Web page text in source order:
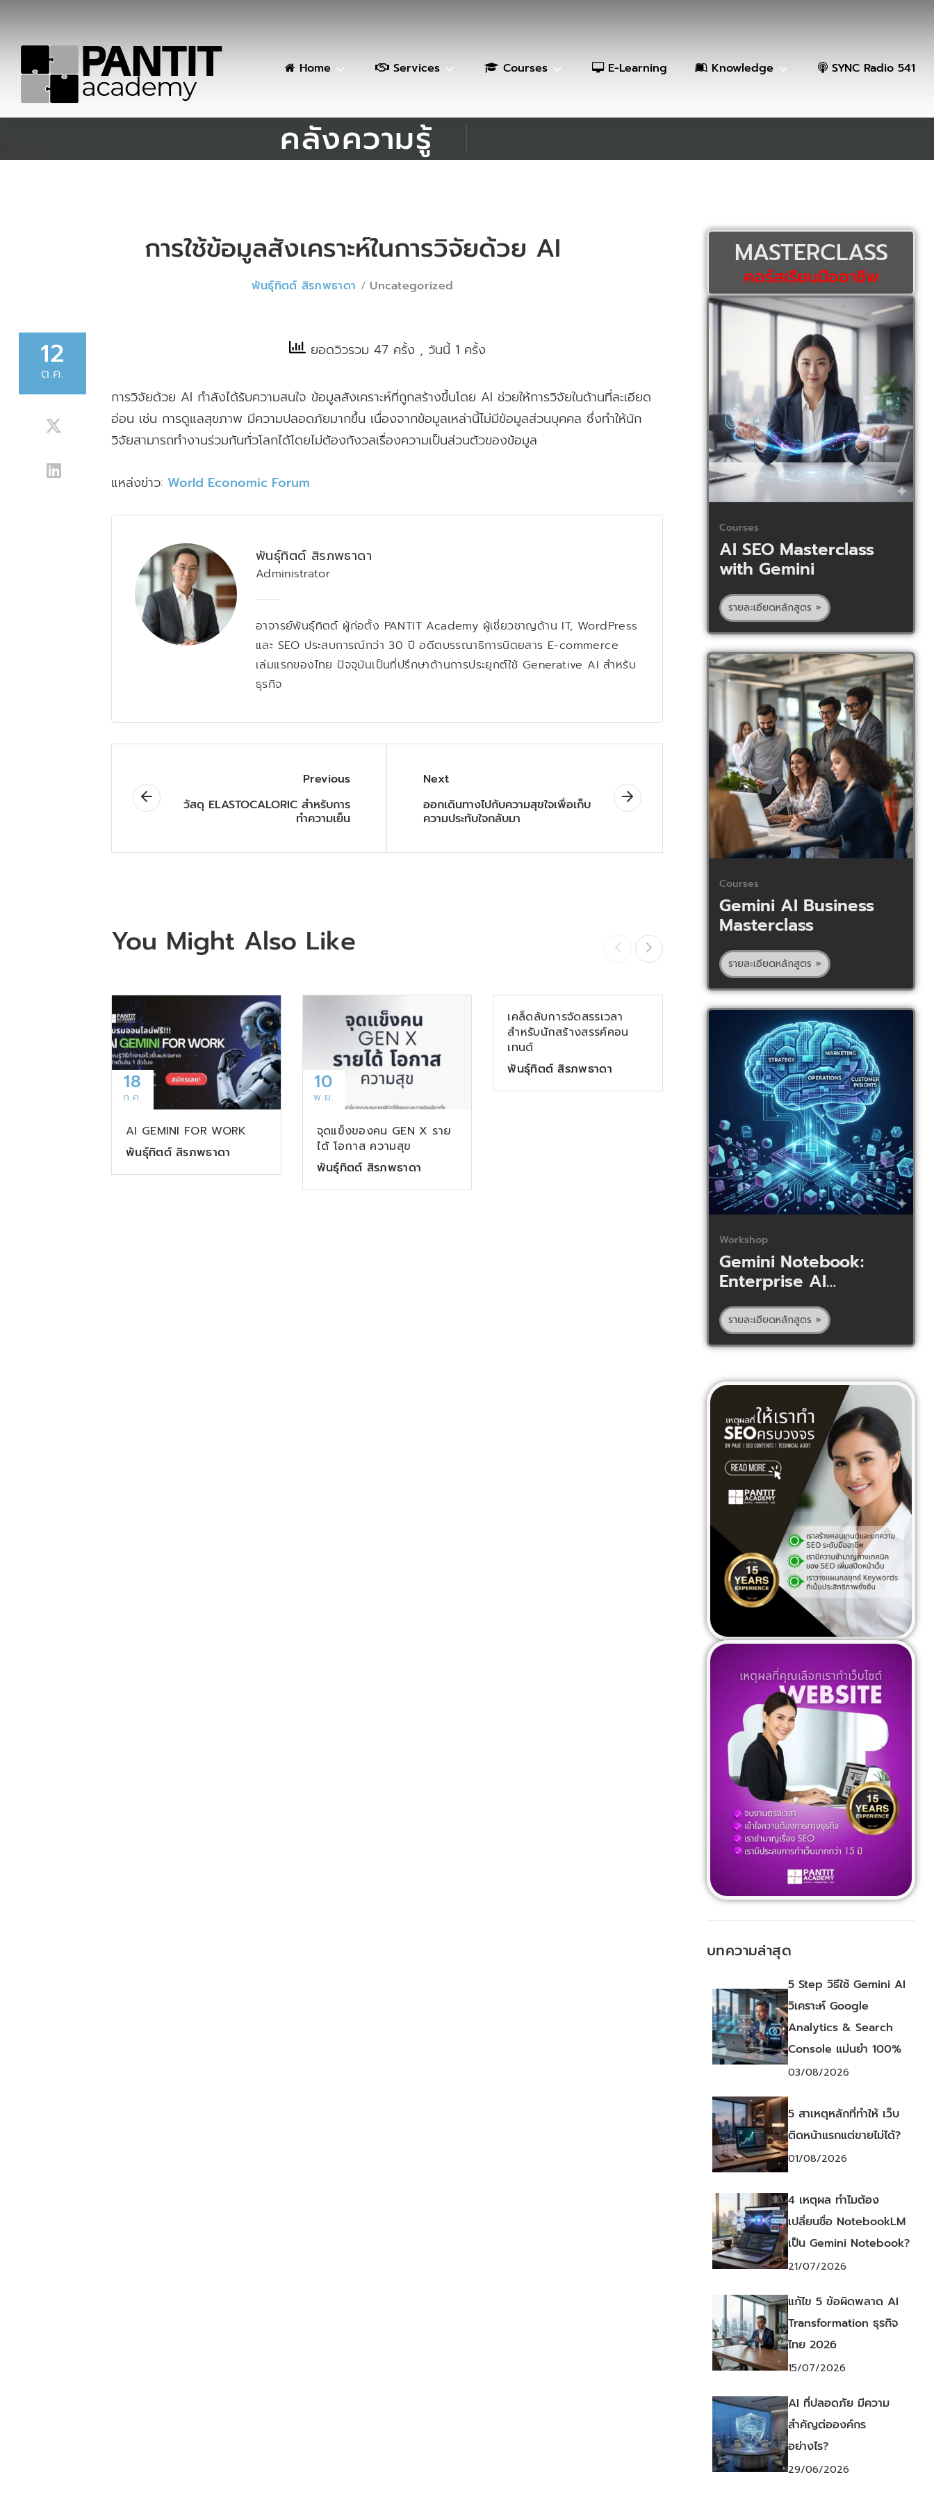
Home Services Courses E-Learning Knowledge SYNC Radio 541
คลังความรู้
การใช้ข้อมูลสังเคราะห์ในการวิจัยด้วย AI
พันธุ์ทิตต์ สิรภพธาดา Uncategorized
12
ต.ค.
SHARE ยอดวิวรวม 47 ครั้ง , วันนี้ 1 ครั้ง
การวิจัยด้วย AI กำลังได้รับความสนใจ ข้อมูลสังเคราะห์ที่ถูกสร้างขึ้นโดย AI ช่วยให้การวิจัยในด้านที่ละเอียด
อ่อน เช่น การดูแลสุขภาพ มีความปลอดภัยมากขึ้น เนื่องจากข้อมูลเหล่านี้ไม่มีข้อมูลส่วนบุคคล ซึ่งทำให้นัก
วิจัยสามารถทำงานร่วมกันทั่วโลกได้โดยไม่ต้องกังวลเรื่องความเป็นส่วนตัวของข้อมูล​
แหล่งข่าว: World Economic Forum
พันธุ์ทิตต์ สิรภพธาดา
Administrator
อาจารย์พันธุ์ทิตต์ ผู้ก่อตั้ง PANTIT Academy ผู้เชี่ยวชาญด้าน IT, WordPress
และ SEO ประสบการณ์กว่า 30 ปี อดีตบรรณาธิการนิตยสาร E-commerce
เล่มแรกของไทย ปัจจุบันเป็นที่ปรึกษาด้านการประยุกต์ใช้ Generative AI สำหรับ
ธุรกิจ
Previous
วัสดุ ELASTOCALORIC สำหรับการ
ทำความเย็น
Next
ออกเดินทางไปกับความสุขใจเพื่อเก็บ
ความประทับใจกลับมา
You Might Also Like
18
ก.ค.
AI GEMINI FOR WORK
พันธุ์ทิตต์ สิรภพธาดา
10
พ.ย.
จุดแข็งของคน GEN X ราย
ได้ โอกาส ความสุข
พันธุ์ทิตต์ สิรภพธาดา
เคล็ดลับการจัดสรรเวลา
สำหรับนักสร้างสรรค์คอน
เทนต์
พันธุ์ทิตต์ สิรภพธาดา
AI ในวงการโฆษณาเติบโต
พันธุ์ทิตต์ สิรภพธาดา
MASTERCLASS
คอร์สเรียนมืออาชีพ
Courses
AI SEO Masterclass
with Gemini
รายละเอียดหลักสูตร »
Courses
Gemini AI Business
Masterclass
รายละเอียดหลักสูตร »
Workshop
Gemini Notebook:
Enterprise AI
Secutities
รายละเอียดหลักสูตร »
บทความล่าสุด
5 Step วิธีใช้ Gemini AI
วิเคราะห์ Google
Analytics & Search
Console แม่นยำ 100%
03/08/2026
5 สาเหตุหลักที่ทำให้ เว็บ
ติดหน้าแรกแต่ขายไม่ได้?
01/08/2026
4 เหตุผล ทำไมต้อง
เปลี่ยนชื่อ NotebookLM
เป็น Gemini Notebook?
21/07/2026
แก้ไข 5 ข้อผิดพลาด AI
Transformation ธุรกิจ
ไทย 2026
15/07/2026
AI ที่ปลอดภัย มีความ
สำคัญต่อองค์กร
อย่างไร?
29/06/2026